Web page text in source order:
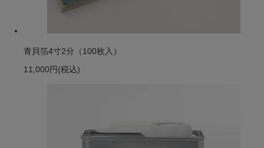
青貝箔4寸2分（100枚入）
11,000円 (税込)